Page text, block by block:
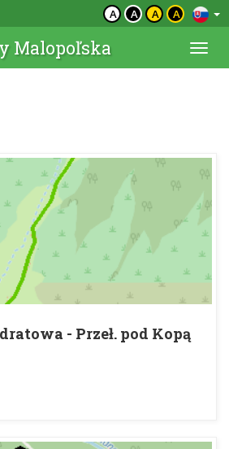
A A A A
Malopoľska
- Przeł. pod Kopą